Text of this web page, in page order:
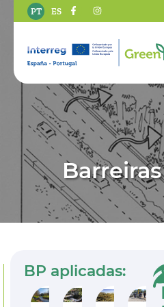
PT ES
BP aplicadas: